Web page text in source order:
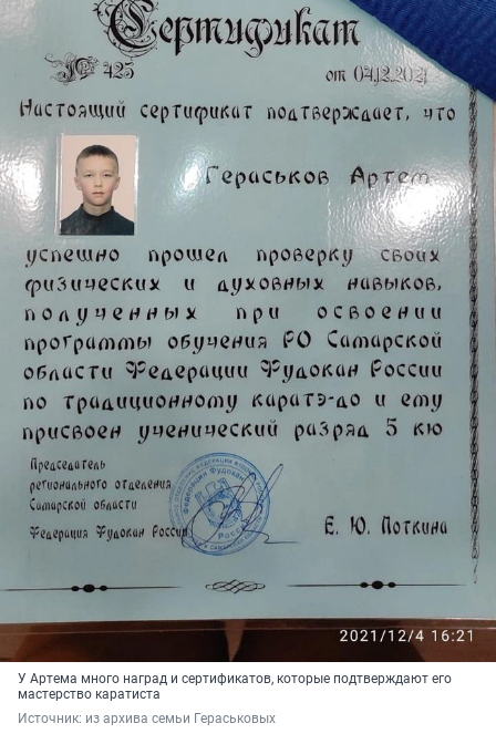
У Артема много наград и сертификатов, которые подтверждают его
мастерство каратиста
Источник: из архива семьи Гераськовых